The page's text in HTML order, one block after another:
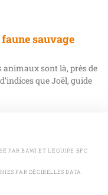
sauvage
animaux sont là, près de
que Joël, guide
PAR BAWI ET L'ÉQUIPE BFC
PAR DÉCIBELLES DATA